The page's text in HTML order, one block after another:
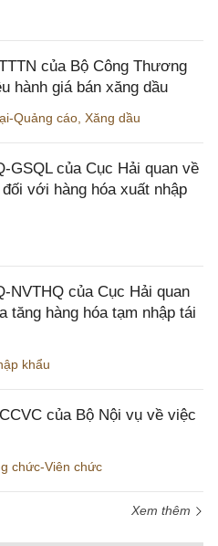
của Bộ Công Thương
hành giá bán xăng dầu
Quảng cáo Xăng dầu
GSQL của Cục Hải quan về
với hàng hóa xuất nhập
NVTHQ của Cục Hải quan
tăng hàng hóa tạm nhập tái
khẩu
của Bộ Nội vụ về việc
chức-Viên chức
Xem thêm